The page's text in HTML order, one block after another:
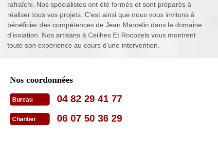
rafraîchi. Nos spécialistes ont été formés et sont préparés à
réaliser tous vos projets. C'est ainsi que nous vous invitons à
bénéficier des compétences de Jean Marcelin dans le domaine
d'isolation. Nos artisans à Ceilhes Et Rocozels vous montrent
toute son expérience au cours d’une intervention.
Nos coordonnées
Bureau 04 82 29 41 77
Chantier 06 07 50 36 29